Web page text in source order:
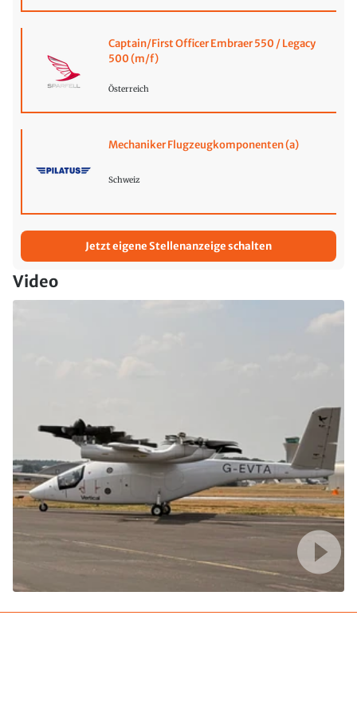
Captain/First Officer Embraer 550 / Legacy
500 (m/f)
Österreich
Mechaniker Flugzeugkomponenten (a)
Schweiz
Jetzt eigene Stellenanzeige schalten
Video